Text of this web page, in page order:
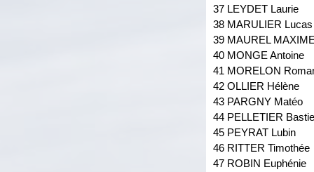
37 LEYDET Laurie
38 MARULIER Lucas
39 MAUREL
40 MONGE Antoine
41 MORELON
42 OLLIER Hélène
43 PARGNY Matéo
44 PELLETIER
45 PEYRAT Lubin
46 RITTER Timothée
47 ROBIN Euphénie